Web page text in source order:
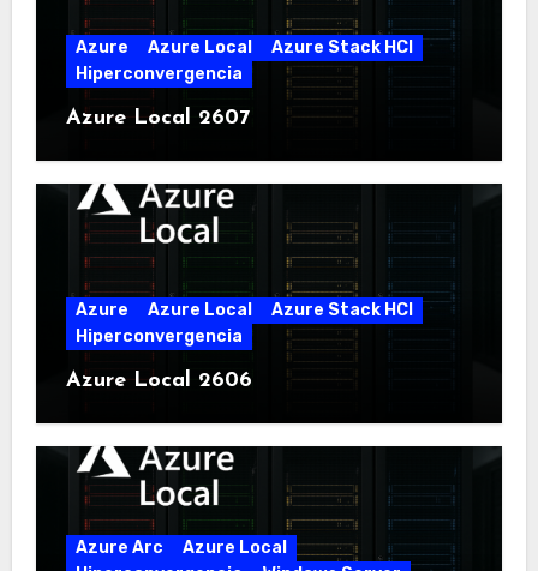
Azure Azure Local
Azure Stack HCI
Hiperconvergencia
Azure Local 2607
Azure Azure Local
Azure Stack HCI
Hiperconvergencia
Azure Local 2606
Azure Arc
Azure Local